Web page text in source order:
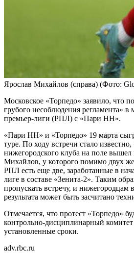
Ярослав Михайлов (справа) (Фото:
Московское «Торпедо» заявило, что
грубого несоблюдения регламента» в
премьер-лиги (РПЛ) с «Пари НН».
«Пари НН» и «Торпедо» 19 марта
туре. По ходу встречи стало известно,
нижегородского клуба на поле
Михайлов, у которого помимо двух
РПЛ есть еще две, заработанные в
лиге в составе «Зенита-2». Таким
пропускать встречу, и нижегородцам
результата может быть засчитано
Отмечается, что протест «Торпедо»
контрольно-дисциплинарный
установленные сроки.
adv.rbc.ru